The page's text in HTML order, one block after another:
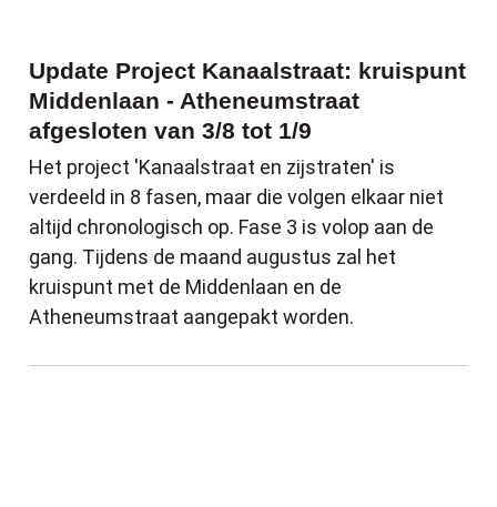
Update Project Kanaalstraat: kruispunt
Middenlaan - Atheneumstraat
afgesloten van 3/8 tot 1/9
Het project 'Kanaalstraat en zijstraten' is
verdeeld in 8 fasen, maar die volgen elkaar niet
altijd chronologisch op. Fase 3 is volop aan de
gang. Tijdens de maand augustus zal het
kruispunt met de Middenlaan en de
Atheneumstraat aangepakt worden.